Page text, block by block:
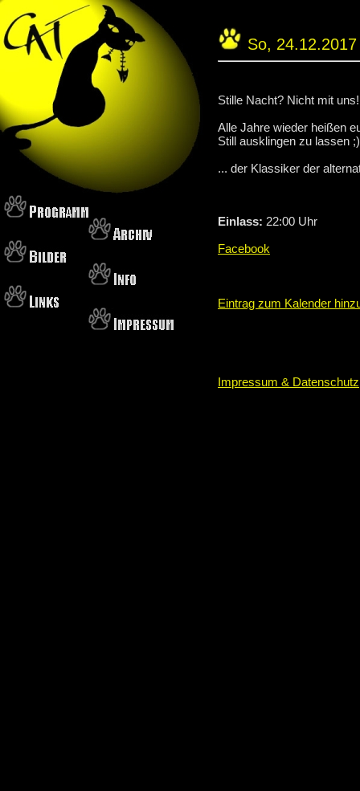
So,
Stille Nacht? Nicht mit
Alle Jahre wieder heißen
Still ausklingen zu lassen ;)
... der Klassiker der
Einlass: 22:00 Uhr
Facebook
Eintrag zum Kalender
Impressum & Datenschutz